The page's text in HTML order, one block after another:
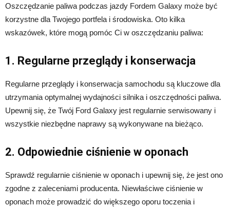
Oszczędzanie paliwa podczas jazdy Fordem Galaxy może być
korzystne dla Twojego portfela i środowiska. Oto kilka
wskazówek, które mogą pomóc Ci w oszczędzaniu paliwa:
1. Regularne przeglądy i konserwacja
Regularne przeglądy i konserwacja samochodu są kluczowe dla
utrzymania optymalnej wydajności silnika i oszczędności paliwa.
Upewnij się, że Twój Ford Galaxy jest regularnie serwisowany i
wszystkie niezbędne naprawy są wykonywane na bieżąco.
2. Odpowiednie ciśnienie w oponach
Sprawdź regularnie ciśnienie w oponach i upewnij się, że jest ono
zgodne z zaleceniami producenta. Niewłaściwe ciśnienie w
oponach może prowadzić do większego oporu toczenia i